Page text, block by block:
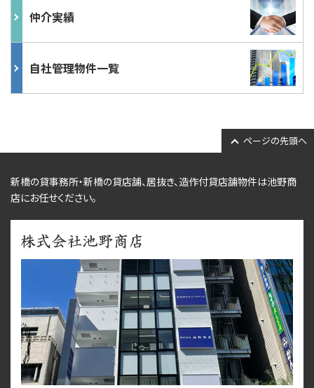
仲介実績
自社管理物件一覧
ページの先頭へ
新橋の貸事務所・新橋の貸店舗、居抜き、造作付貸店舗物件は池野商
店にお任せください。